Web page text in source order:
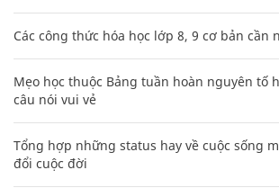
Các công thức hóa học lớp 8, 9 cơ bản cần
Mẹo học thuộc Bảng tuần hoàn nguyên tố
câu nói vui vẻ
Tổng hợp những status hay về cuộc sống
đổi cuộc đời